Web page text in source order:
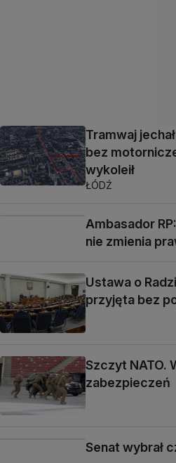
Tramwaj
bez
wykoleił
ŁÓDŹ
Ambasador
nie zmienia
Ustawa o
przyjęta bez
Szczyt NATO.
zabezpieczeń
Senat wybrał